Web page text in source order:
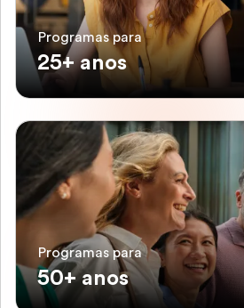
Programas para
25+ anos
Programas para
50+ anos